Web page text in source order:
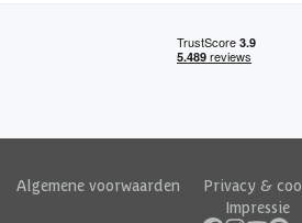
Algemene voorwaarden Privacy &
Impressie